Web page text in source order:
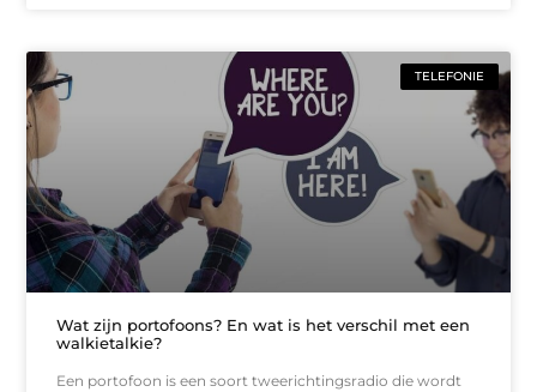
TELEFONIE
Wat zijn portofoons? En wat is het verschil met een
walkietalkie?
Een portofoon is een soort tweerichtingsradio die wordt